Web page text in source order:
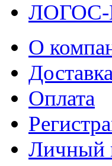
О
Доставка
Оплата
Личный